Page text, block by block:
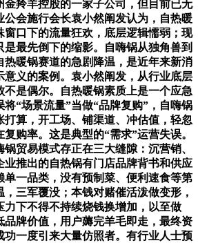
金羚羊控股的一家子公司，但目前已无
公会施行会长袁小然阐发认为，自热暖
窗口下的流量狂欢，底层逻辑懦弱；现
最先倒下的缩影。自嗨锅从独角兽到
热暖锅赛道的急剧降温，是近年来新消
意义的案例。袁小然阐发，从行业底层
不是偶尔。自热暖锅素质上是一个应急
“场景流量”当做“品牌复购”，自嗨锅
打算，开工场、铺渠道、冲估值，轻忽
购率。这是典型的“需求”运营失误。
贸易模式存正在三大缝隙：沉营销、
业推出的自热锅有门店品牌背书和供应
单一品类，没有预制菜、便利速食等第
三军覆没；本钱对赌催活泼做变形，
力下不得不持续烧钱换增加，以至做
品牌价值，用户薅完羊毛即走，最终资
功一度引来大量仿照者。有行业人士预